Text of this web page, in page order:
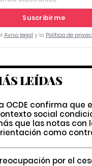
Suscribirme
Aviso legal y la Política de
LEÍDAS
OCDE confirma que
social
que las notas con
como
por el